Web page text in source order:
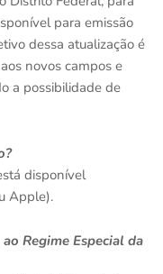
para emissão
dessa atualização é
novos campos e
a possibilidade de
disponível
Apple).
Regime Especial da